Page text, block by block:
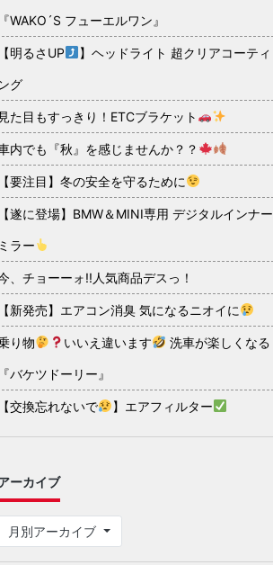
WAKO´S フューエルワン』
明るさUP 】ヘッドライト 超クリアコーティ
グ
た目もすっきり！ETCブラケット
内でも『秋』を感じませんか？？
要注目】冬の安全を守るために
遂に登場】BMW＆MINI専用 デジタルインナー
ラー
、チョーーォ!!人気商品デスっ！
新発売】エアコン消臭 気になるニオイに
り物 いいえ違います 洗車が楽しくなる
バケツドーリー』
交換忘れないで 】エアフィルター
ーカイブ
月別アーカイブ